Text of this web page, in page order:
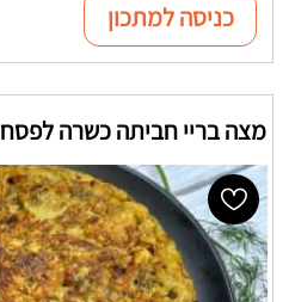
כניסה למתכון
מצה בריי חביתה כשרה לפסח